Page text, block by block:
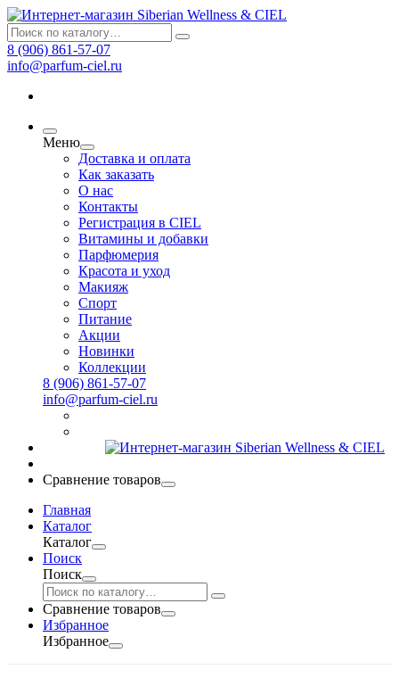
8 (906) 861-57-07
info@parfum-ciel.ru
Меню
Доставка и оплата
Как заказать
О нас
Контакты
Регистрация в CIEL
Витамины и добавки
Парфюмерия
Красота и уход
Макияж
Спорт
Питание
Акции
Новинки
Коллекции
8 (906) 861-57-07
info@parfum-ciel.ru
Сравнение товаров
Главная
Каталог
Каталог
Поиск
Поиск
Сравнение товаров
Избранное
Избранное